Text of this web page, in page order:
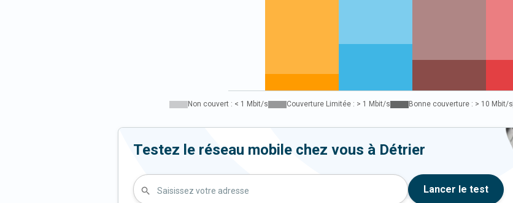
Non couvert : < 1 Mbit/s Couverture Limitée : > 1 Mbit/s Bonne couverture : > 10 Mbit/s
Testez le réseau mobile chez vous à Détrier
Saisissez votre adresse Lancer le test